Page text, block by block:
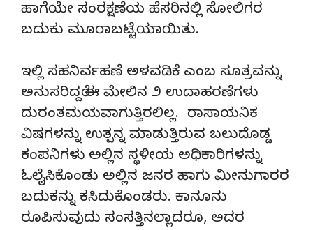
ಹಾಗೆಯೇ ಸಂರಕ್ಷಣೆಯ ಹೆಸರಿನಲ್ಲಿ ಸೋಲಿಗರ
ಬದುಕು ಮೂರಾಬಟ್ಟೆಯಾಯಿತು.
ಇಲ್ಲಿ ಸಹನಿರ್ವಹಣೆ ಅಳವಡಿಕೆ ಎಂಬ ಸೂತ್ರವನ್ನು
ಅನುಸರಿದ್ದರೆ ಈ ಮೇಲಿನ ೨ ಉದಾಹರಣೆಗಳು
ದುರಂತಮಯವಾಗುತ್ತಿರಲಿಲ್ಲ. ರಾಸಾಯನಿಕ
ವಿಷಗಳನ್ನು ಉತ್ಪನ್ನ ಮಾಡುತ್ತಿರುವ ಬಲುದೊಡ್ಡ
ಕಂಪನಿಗಳು ಅಲ್ಲಿನ ಸ್ಥಳೀಯ ಅಧಿಕಾರಿಗಳನ್ನು
ಓಲೈಸಿಕೊಂಡು ಅಲ್ಲಿನ ಜನರ ಹಾಗು ಮೀನುಗಾರರ
ಬದುಕನ್ನು ಕಸಿದುಕೊಂಡರು. ಕಾನೂನು
ರೂಪಿಸುವುದು ಸಂಸತ್ತಿನಲ್ಲಾದರೂ, ಅದರ